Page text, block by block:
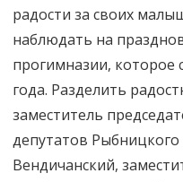
радости за своих
наблюдать на
прогимназии, которое
года. Разделить
заместитель
депутатов
Вендичанский,